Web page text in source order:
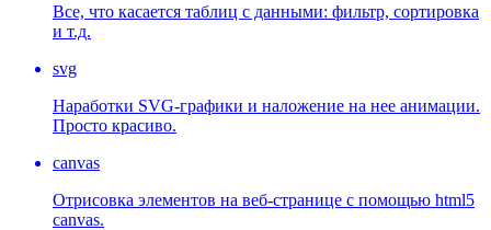
Все, что касается таблиц с данными: фильтр, сортировка
и т.д.
svg
Наработки SVG-графики и наложение на нее анимации.
Просто красиво.
canvas
Отрисовка элементов на веб-странице с помощью html5
canvas.